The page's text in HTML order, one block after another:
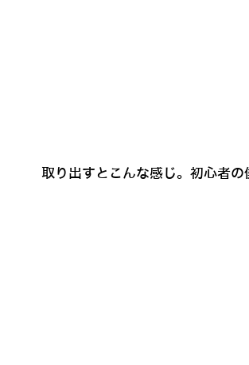
取り出すとこんな感じ。初心者の